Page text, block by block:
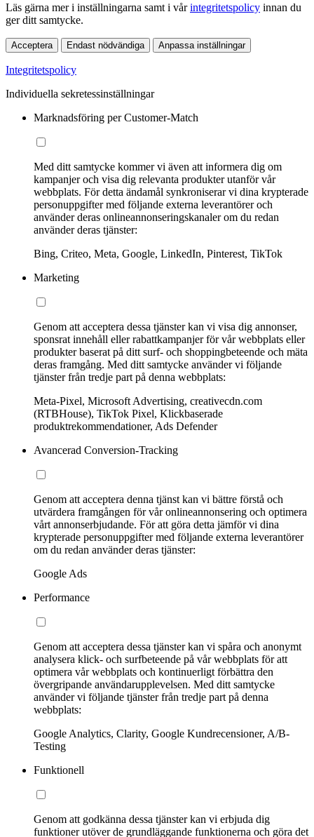
Läs gärna mer i inställningarna samt i vårintegritetspolicy innan du
ger ditt samtycke.
Acceptera Endast nödvändiga Anpassa inställningar
Integritetspolicy
Individuella sekretessinställningar
Marknadsföring per Customer-Match
Med ditt samtycke kommer vi även att informera dig om
kampanjer och visa dig relevanta produkter utanför vår
webbplats. För detta ändamål synkroniserar vi dina krypterade
personuppgifter med följande externa leverantörer och
använder deras onlineannonseringskanaler om du redan
använder deras tjänster:
Bing, Criteo, Meta, Google, LinkedIn, Pinterest, TikTok
Marketing
Genom att acceptera dessa tjänster kan vi visa dig annonser,
sponsrat innehåll eller rabattkampanjer för vår webbplats eller
produkter baserat på ditt surf- och shoppingbeteende och mäta
deras framgång. Med ditt samtycke använder vi följande
tjänster från tredje part på denna webbplats:
Meta-Pixel, Microsoft Advertising, creativecdn.com
(RTBHouse), TikTok Pixel, Klickbaserade
produktrekommendationer, Ads Defender
Avancerad Conversion-Tracking
Genom att acceptera denna tjänst kan vi bättre förstå och
utvärdera framgången för vår onlineannonsering och optimera
vårt annonserbjudande. För att göra detta jämför vi dina
krypterade personuppgifter med följande externa leverantörer
om du redan använder deras tjänster:
Google Ads
Performance
Genom att acceptera dessa tjänster kan vi spåra och anonymt
analysera klick- och surfbeteende på vår webbplats för att
optimera vår webbplats och kontinuerligt förbättra den
övergripande användarupplevelsen. Med ditt samtycke
använder vi följande tjänster från tredje part på denna
webbplats:
Google Analytics, Clarity, Google Kundrecensioner, A/B-
Testing
Funktionell
Genom att godkänna dessa tjänster kan vi erbjuda dig
funktioner utöver de grundläggande funktionerna och göra det